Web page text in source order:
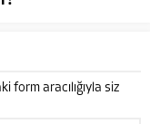
form aracılığıyla siz